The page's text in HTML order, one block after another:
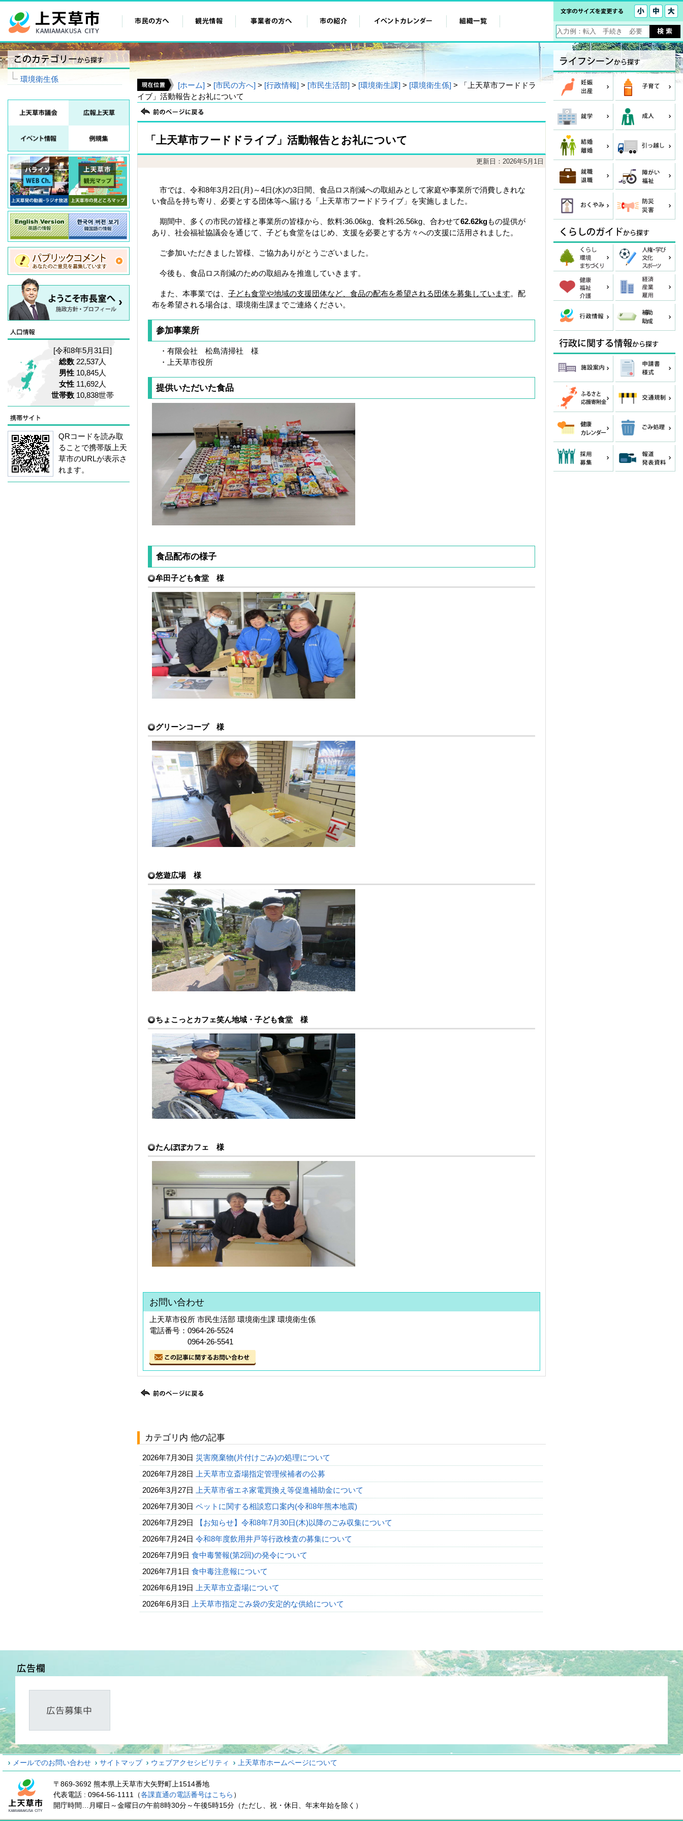
[ホーム] > [市民の方へ] > [行政情報] > [市民生活部] > [環境衛生課] > [環境衛生係] > 「上天草市フードドラ
イブ」活動報告とお礼について
「上天草市フードドライブ」活動報告とお礼について
更新日：2026年5月1日
市では、令和8年3月2日(月)～4日(水)の3日間、食品ロス削減への取組みとして家庭や事業所で消費しきれな
い食品を持ち寄り、必要とする団体等へ届ける「上天草市フードドライブ」を実施しました。
期間中、多くの市民の皆様と事業所の皆様から、飲料:36.06kg、食料:26.56kg、合わせて62.62kgもの提供が
あり、社会福祉協議会を通じて、子ども食堂をはじめ、支援を必要とする方々への支援に活用されました。
ご参加いただきました皆様、ご協力ありがとうございました。
今後も、食品ロス削減のための取組みを推進していきます。
また、本事業では、 子ども食堂や地域の支援団体など、食品の配布を希望される団体を募集しています。配
布を希望される場合は、環境衛生課までご連絡ください。
参加事業所
・有限会社 松島清掃社 様
・上天草市役所
提供いただいた食品
食品配布の様子
牟田子ども食堂 様
グリーンコープ 様
悠遊広場 様
ちょこっとカフェ笑ん地域・子ども食堂 様
たんぽぽカフェ 様
お問い合わせ
上天草市役所 市民生活部 環境衛生課 環境衛生係
電話番号：0964-26-5524
0964-26-5541
カテゴリ内 他の記事
2026年7月30日 災害廃棄物(片付けごみ)の処理について
2026年7月28日
上天草市立斎場指定管理候補者の公募
2026年3月27日
上天草市省エネ家電買換え等促進補助金について
2026年7月30日 ペットに関する相談窓口案内(令和8年熊本地震)
2026年7月29日
【お知らせ】令和8年7月30日(木)以降のごみ収集について
2026年7月24日 令和8年度飲用井戸等行政検査の募集について
2026年7月9日 食中毒警報(第2回)の発令について
2026年7月1日 食中毒注意報について
2026年6月19日
上天草市立斎場について
2026年6月3日
上天草市指定ごみ袋の安定的な供給について
環境衛生係
[令和8年5月31日]
総数 22,537人
男性 10,845人
女性 11,692人
世帯数 10,838世帯
QRコードを読み取
ることで携帯版上天
草市のURLが表示さ
れます。
メールでのお問い合わせ サイトマップ ウェブアクセシビリティ 上天草市ホームページについて
〒869-3692 熊本県上天草市大矢野町上1514番地
代表電話 : 0964-56-1111（各課直通の電話番号はこちら ）
開庁時間…月曜日～金曜日の午前8時30分～午後5時15分（ただし、祝・休日、年末年始を除く）